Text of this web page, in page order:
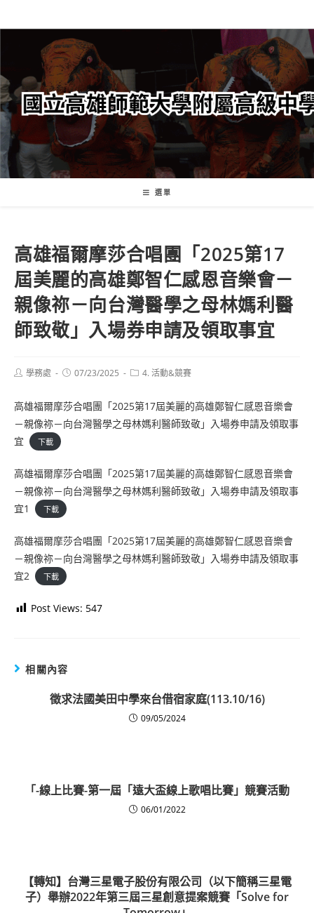
轉
要
內
容
選單
高雄福爾摩莎合唱團「2025第17
屆美麗的高雄鄭智仁感恩音樂會－
親像祢－向台灣醫學之母林媽利醫
師致敬」入場券申請及領取事宜
Post學務處
Post07/23/2025
Post4. 活動&競賽
高雄福爾摩莎合唱團「2025第17屆美麗的高雄鄭智仁感恩音樂會
－親像祢－向台灣醫學之母林媽利醫師致敬」入場券申請及領取事
宜
下載
高雄福爾摩莎合唱團「2025第17屆美麗的高雄鄭智仁感恩音樂會
－親像祢－向台灣醫學之母林媽利醫師致敬」入場券申請及領取事
宜1
下載
高雄福爾摩莎合唱團「2025第17屆美麗的高雄鄭智仁感恩音樂會
－親像祢－向台灣醫學之母林媽利醫師致敬」入場券申請及領取事
宜2
下載
Post Views: 547
相關內容
徵求法國美田中學來台借宿家庭(113.10/16)
09/05/2024
「-線上比賽-第一屆「遠大盃線上歌唱比賽」競賽活動
06/01/2022
【轉知】台灣三星電子股份有限公司（以下簡稱三星電
子）舉辦2022年第三屆三星創意提案競賽「Solve for